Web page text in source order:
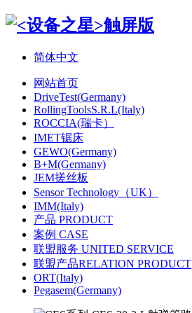
简体中文
网站首页
DriveTest(Germany)
RollingToolsS.R.L(Italy)
ROCCIA(瑞卡）
IMET锯床
GEWO(Germany)
B+M(Germany)
JEM搓丝板
Sensor Technology（UK）
IMM(Italy)
产品 PRODUCT
案例 CASE
联盟服务 UNITED SERVICE
联盟产品RELATION PRODUCT
ORT(Italy)
Pegasem(Germany)